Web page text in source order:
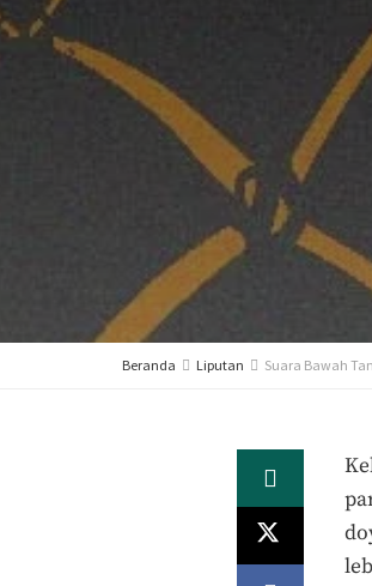
Beranda Liputan Suara Bawah